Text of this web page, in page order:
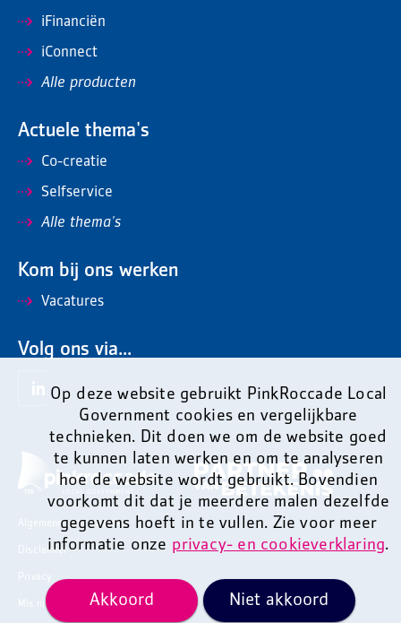
Op deze website gebruikt PinkRoccade Local
Government cookies en vergelijkbare
technieken. Dit doen we om de website goed
te kunnen laten werken en om te analyseren
hoe de website wordt gebruikt. Bovendien
voorkomt dit dat je meerdere malen dezelfde
gegevens hoeft in te vullen. Zie voor meer
informatie onze privacy- en cookieverklaring.
Akkoord Niet akkoord
iFinanciën
iConnect
Alle producten
Actuele thema's
Co-creatie
Selfservice
Alle thema's
Kom bij ons werken
Vacatures
Volg ons via...
Algemene voorwaarden
Disclaimer
Privacy
Mis niets en ontvang onze nieuwsbrief